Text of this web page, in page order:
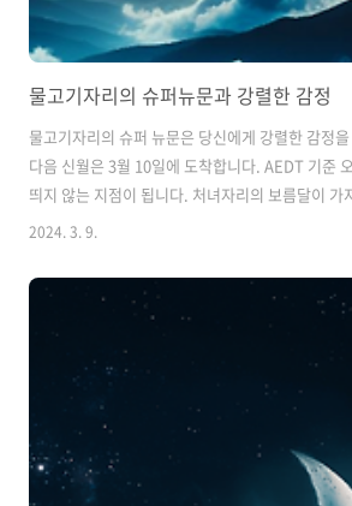
물고기자리의 슈퍼뉴문과 강렬한 감정
물고기자리의 슈퍼 뉴문은 당신에게 강렬한 감정
다음 신월은 3월 10일에 도착합니다. AEDT 기준
띄지 않는 지점이 됩니다. 처녀자리의 보름달이 가
고자 하는 사람들에게는 달 주기의 이 단계가 처녀
습니다. 그러나 물고기자리의 영향은 보름달 동안
힘에서 벗어날 수 있다는 것을 의미하지만, 그 자체
다. 이 초승달은 달이 지구에 가장 가까운 지점인
Moon)이기 때문에 이 특정 이동을 다른 이동보다
있습니다. 슈퍼문은 우리가 일반적으로 느낄 수 있
경..
2024. 3. 9.